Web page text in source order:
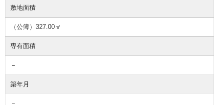
敷地面積
（公簿）327.00㎡
専有面積
－
築年月
－